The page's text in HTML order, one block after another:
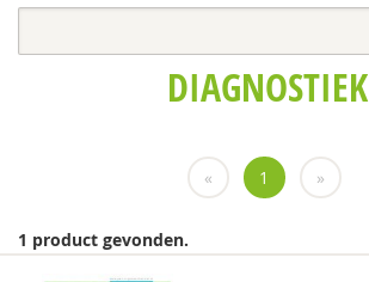
Jan Willem de Graaf
Gerdie Kienhorst
Maria Koelen
DIAGNOSTIEK
« 1 »
1 product gevonden.